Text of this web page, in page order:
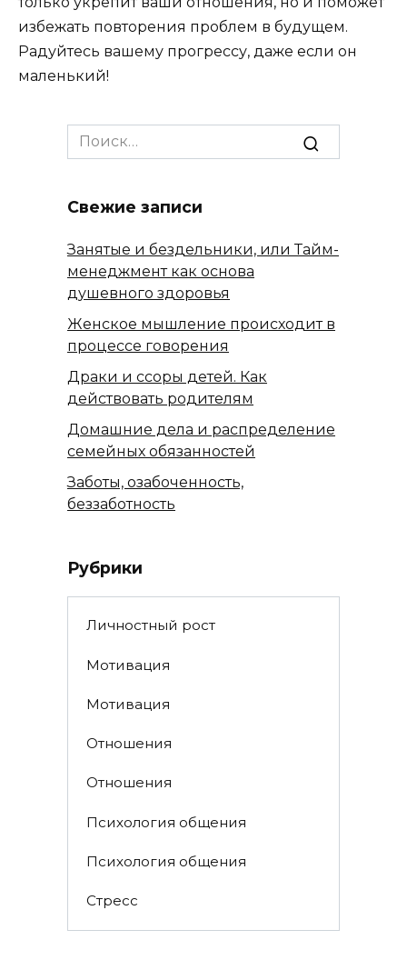
избежать повторения проблем в будущем.
Радуйтесь вашему прогрессу, даже если он
маленький!
Search
for:
Свежие записи
Занятые и бездельники, или Тайм-
менеджмент как основа
душевного здоровья
Женское мышление происходит в
процессе говорения
Драки и ссоры детей. Как
действовать родителям
Домашние дела и распределение
семейных обязанностей
Заботы, озабоченность,
беззаботность
Рубрики
Личностный рост
Мотивация
Мотивация
Отношения
Отношения
Психология общения
Психология общения
Стресс